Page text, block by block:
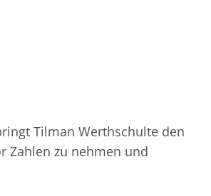
Tilman Werthschulte den
Zahlen zu nehmen und